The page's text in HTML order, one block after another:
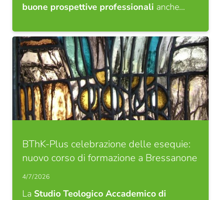
buone prospettive professionali anche…
BThK-Plus celebrazione delle esequie:
nuovo corso di formazione a Bressanone
4/7/2026
La Studio Teologico Accademico di